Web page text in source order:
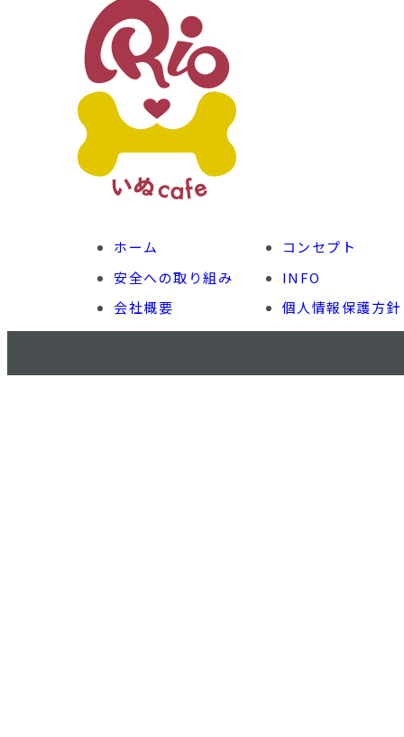
ホーム
コンセプト
安全への取り組み
INFO
会社概要
個人情報保護方針